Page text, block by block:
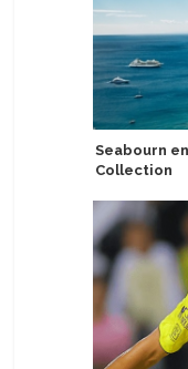
Seabourn
Collection